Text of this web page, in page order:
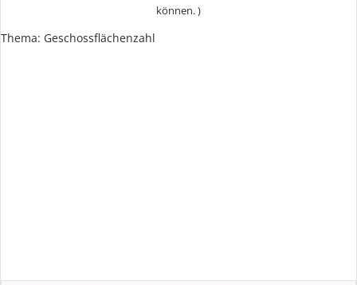
können. )
Thema: Geschossflächenzahl